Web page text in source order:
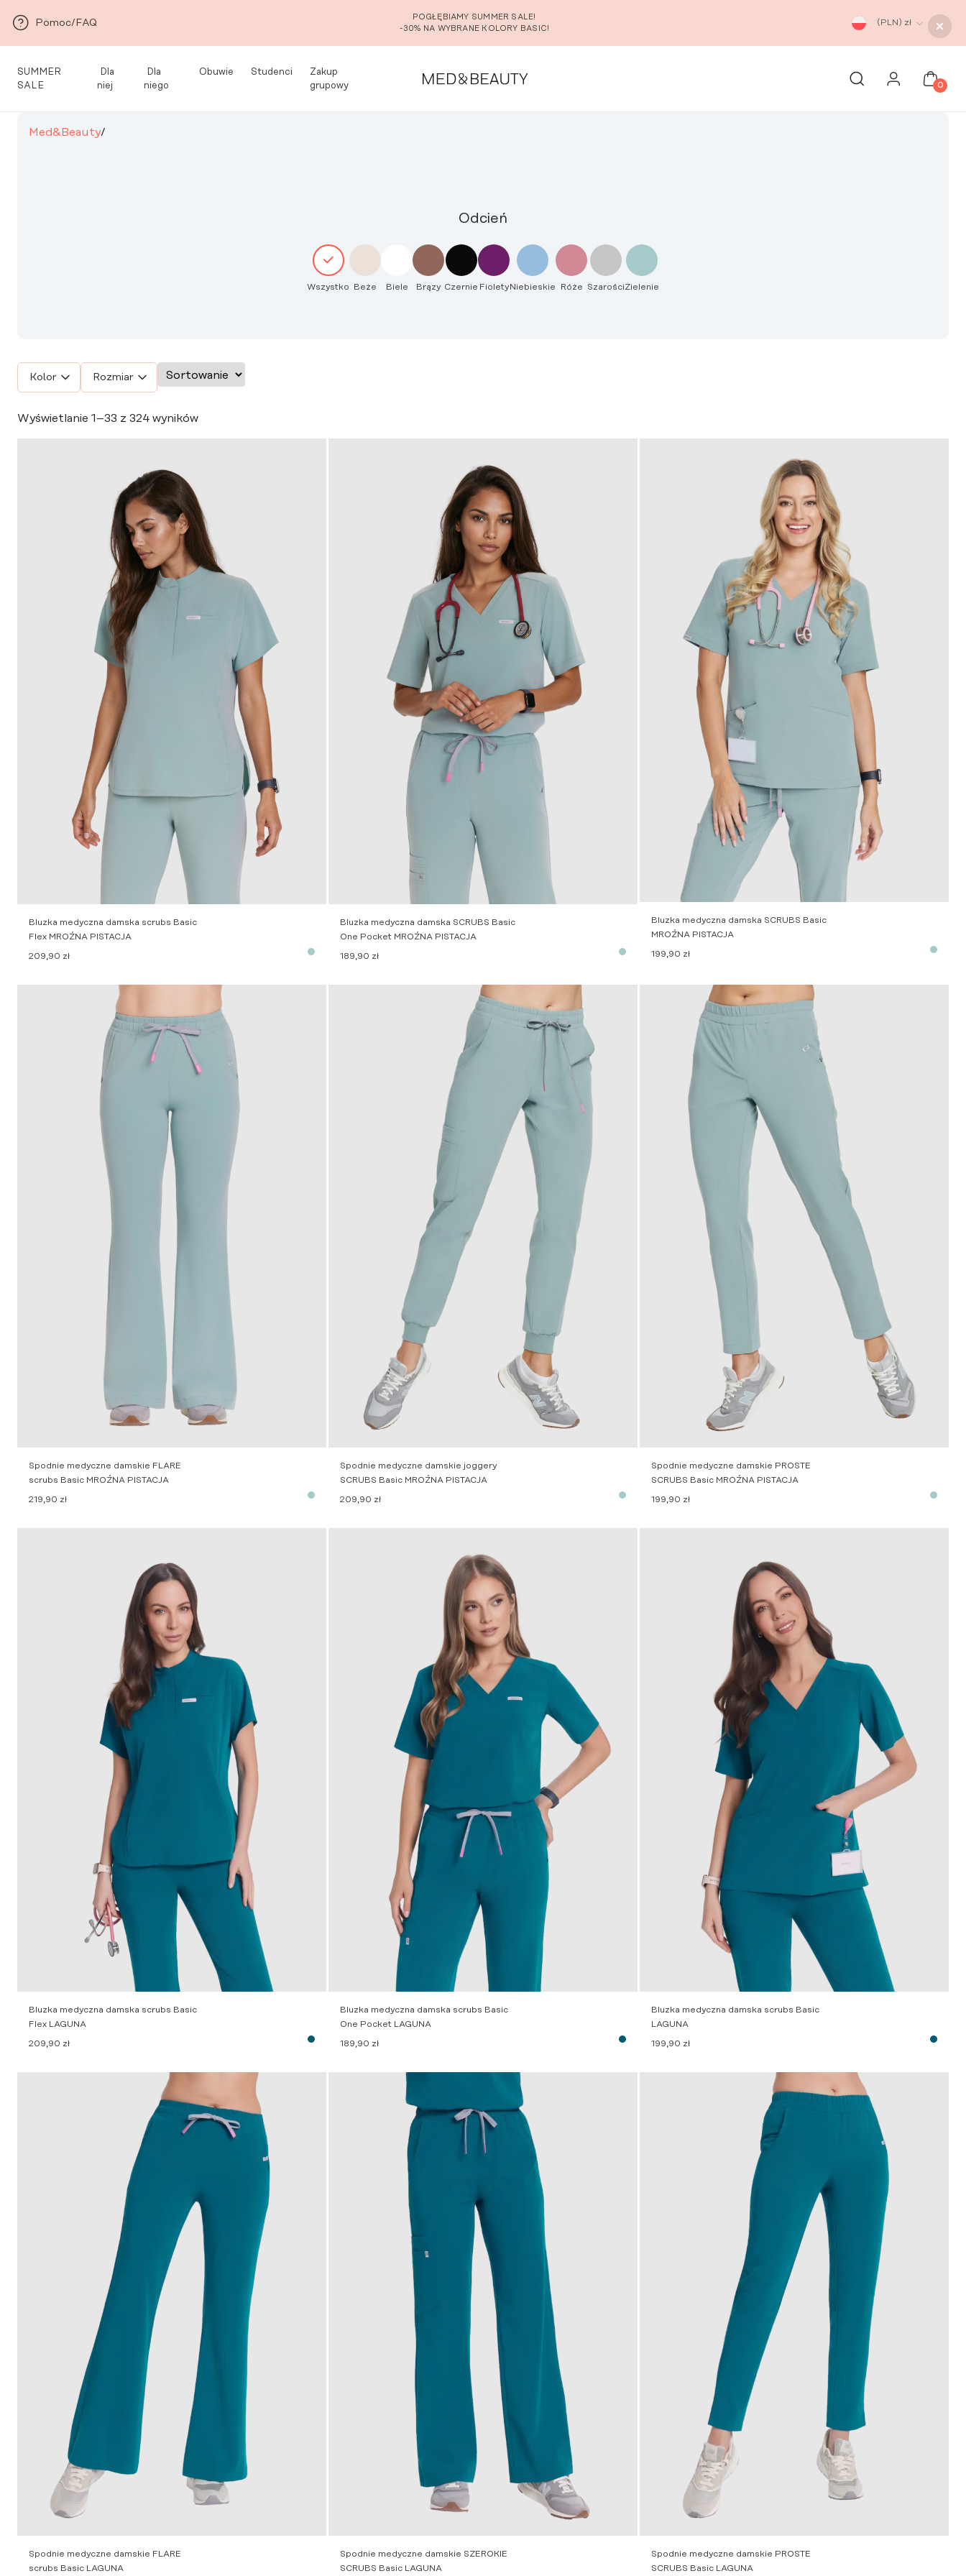
Pomoc/FAQ
POGŁĘBIAMY SUMMER SALE!
-30% NA WYBRANE KOLORY BASIC!
(PLN) zł
SUMMER
SALE
Dla
niej
Dla
niego
Obuwie Studenci
Zakup
grupowy
0
Med&Beauty/
Odcień
Wszystko Beże Biele Brązy Czernie FioletyNiebieskie Róże SzarościZielenie
Kolor Rozmiar
Sort products
Wyświetlanie 1–33 z 324 wyników
Bluzka medyczna damska scrubs Basic
Flex MROŹNA PISTACJA
209,90 zł
Bluzka medyczna damska SCRUBS Basic
One Pocket MROŹNA PISTACJA
189,90 zł
Bluzka medyczna damska SCRUBS Basic
MROŹNA PISTACJA
199,90 zł
Spodnie medyczne damskie FLARE
scrubs Basic MROŹNA PISTACJA
219,90 zł
Spodnie medyczne damskie joggery
SCRUBS Basic MROŹNA PISTACJA
209,90 zł
Spodnie medyczne damskie PROSTE
SCRUBS Basic MROŹNA PISTACJA
199,90 zł
Bluzka medyczna damska scrubs Basic
Flex LAGUNA
209,90 zł
Bluzka medyczna damska scrubs Basic
One Pocket LAGUNA
189,90 zł
Bluzka medyczna damska scrubs Basic
LAGUNA
199,90 zł
Spodnie medyczne damskie FLARE
scrubs Basic LAGUNA
Spodnie medyczne damskie SZEROKIE
SCRUBS Basic LAGUNA
Spodnie medyczne damskie PROSTE
SCRUBS Basic LAGUNA